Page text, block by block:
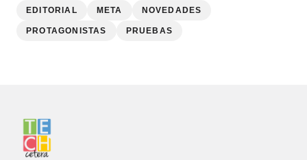
EDITORIAL META NOVEDADES
PROTAGONISTAS PRUEBAS